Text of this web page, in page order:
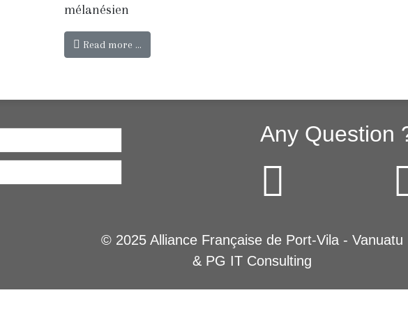
mélanésien
Read more …
Any Question
© 2025 Alliance Française de Port-Vila - Vanuatu
& PG IT Consulting